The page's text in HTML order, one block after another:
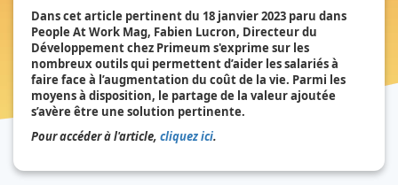
Dans cet article pertinent du 18 janvier 2023 paru dans
People At Work Mag, Fabien Lucron, Directeur du
Développement chez Primeum s'exprime sur les
nombreux outils qui permettent d’aider les salariés à
faire face à l’augmentation du coût de la vie. Parmi les
moyens à disposition, le partage de la valeur ajoutée
s’avère être une solution pertinente.
Pour accéder à l'article, cliquez ici.